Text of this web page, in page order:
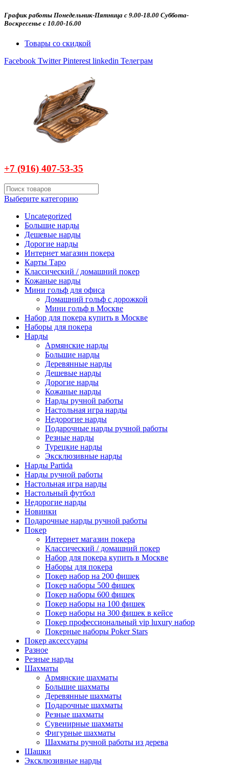
График работы Понедельник-Пятница с 9.00-18.00 Суббота-
Воскресенье с 10.00-16.00
Товары со скидкой
Facebook Twitter Pinterest linkedin Телеграм
+7 (916) 407-53-35
Выберите категорию
Uncategorized
Большие нарды
Дешевые нарды
Дорогие нарды
Интернет магазин покера
Карты Таро
Классический / домашний покер
Кожаные нарды
Мини гольф для офиса
Домашний гольф с дорожкой
Мини гольф в Москве
Набор для покера купить в Москве
Наборы для покера
Нарды
Армянские нарды
Большие нарды
Деревянные нарды
Дешевые нарды
Дорогие нарды
Кожаные нарды
Нарды ручной работы
Настольная игра нарды
Недорогие нарды
Подарочные нарды ручной работы
Резные нарды
Турецкие нарды
Эксклюзивные нарды
Нарды Partida
Нарды ручной работы
Настольная игра нарды
Настольный футбол
Недорогие нарды
Новинки
Подарочные нарды ручной работы
Покер
Интернет магазин покера
Классический / домашний покер
Набор для покера купить в Москве
Наборы для покера
Покер набор на 200 фишек
Покер наборы 500 фишек
Покер наборы 600 фишек
Покер наборы на 100 фишек
Покер наборы на 300 фишек в кейсе
Покер профессиональный vip luxury набор
Покерные наборы Poker Stars
Покер аксессуары
Разное
Резные нарды
Шахматы
Армянские шахматы
Большие шахматы
Деревянные шахматы
Подарочные шахматы
Резные шахматы
Сувенирные шахматы
Фигурные шахматы
Шахматы ручной работы из дерева
Шашки
Эксклюзивные нарды